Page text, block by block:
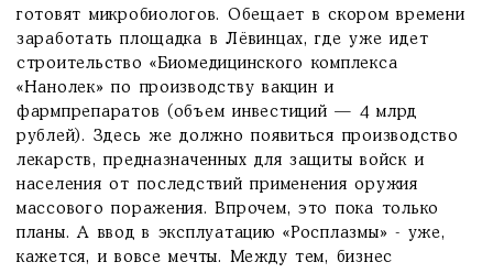
готовят микробиологов. Обещает в скором времени
заработать площадка в Лёвинцах, где уже идет
строительство «Биомедицинского комплекса
«Нанолек» по производству вакцин и
фармпрепаратов (объем инвестиций — 4 млрд
рублей). Здесь же должно появиться производство
лекарств, предназначенных для защиты войск и
населения от последствий применения оружия
массового поражения. Впрочем, это пока только
планы. А ввод в эксплуатацию «Росплазмы» - уже,
кажется, и вовсе мечты. Между тем, бизнес